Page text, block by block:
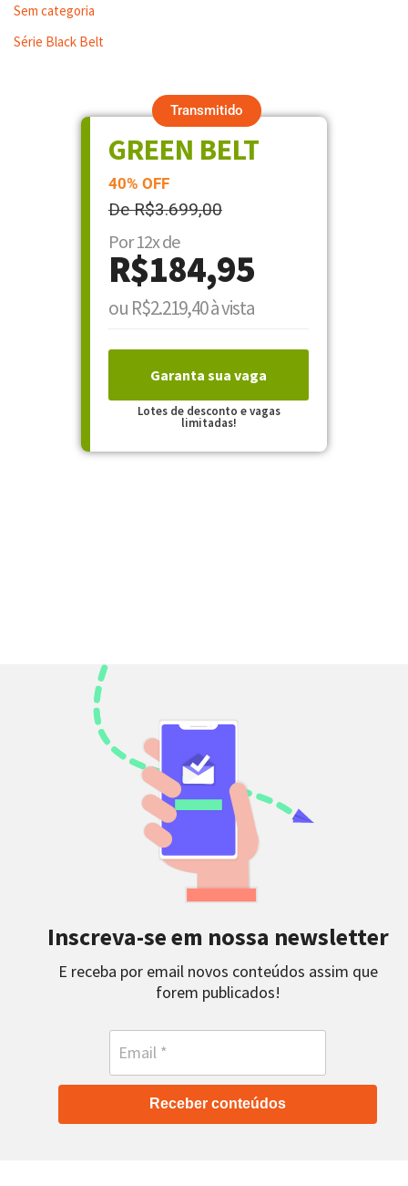
Sem categoria
Série Black Belt
Transmitido
GREEN BELT
40% OFF
De R$3.699,00
Por 12x de
R$184,95
ou R$2.219,40 à vista
Garanta sua vaga
Lotes de desconto e vagas
limitadas!
Inscreva-se em nossa newsletter
E receba por email novos conteúdos assim que
forem publicados!
Receber conteúdos